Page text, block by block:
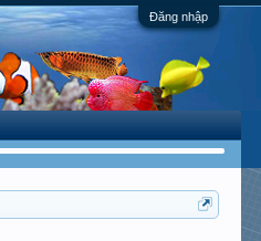
Đăng nhập